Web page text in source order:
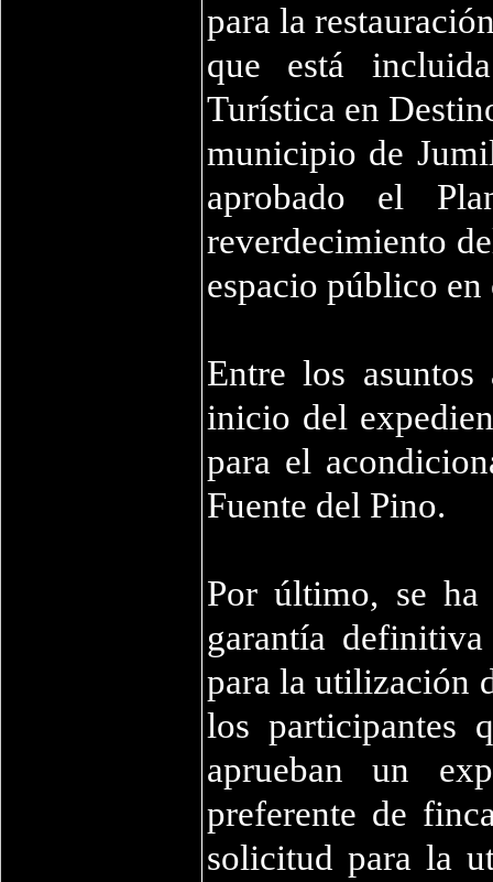
para la
que está
Turística en
municipio de
aprobado el
reverdecimiento
espacio público
Entre los
inicio del
para el
Fuente del Pino.
Por último, se ha
garantía
para la utilización
los participantes
aprueban un
preferente de
solicitud para la